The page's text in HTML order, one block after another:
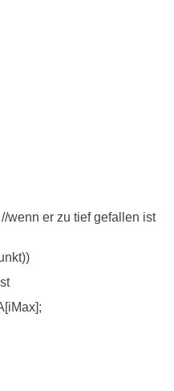
wenn er zu tief gefallen ist